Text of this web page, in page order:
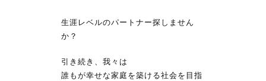
生涯レベルのパートナー探しません
か？
引き続き、我々は
誰もが幸せな家庭を築ける社会を目指